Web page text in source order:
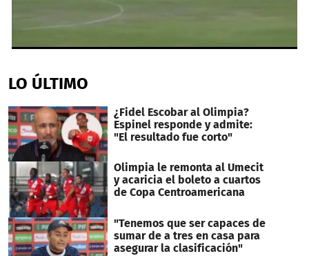
of
1
30
seconds
LO ÚLTIMO
¿Fidel Escobar al Olimpia?
Espinel responde y admite:
"El resultado fue corto"
Olimpia le remonta al Umecit
y acaricia el boleto a cuartos
de Copa Centroamericana
"Tenemos que ser capaces de
sumar de a tres en casa para
asegurar la clasificación"